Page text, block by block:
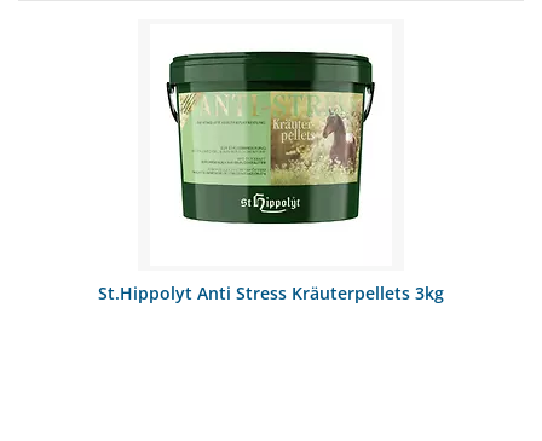
St.Hippolyt Anti Stress Kräuterpellets 3kg